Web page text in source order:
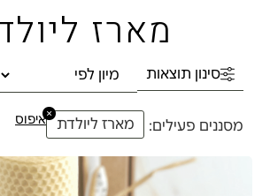
מארז
סינון תוצאות
מסננים פעילים: מארז ליולדת
×איפוס